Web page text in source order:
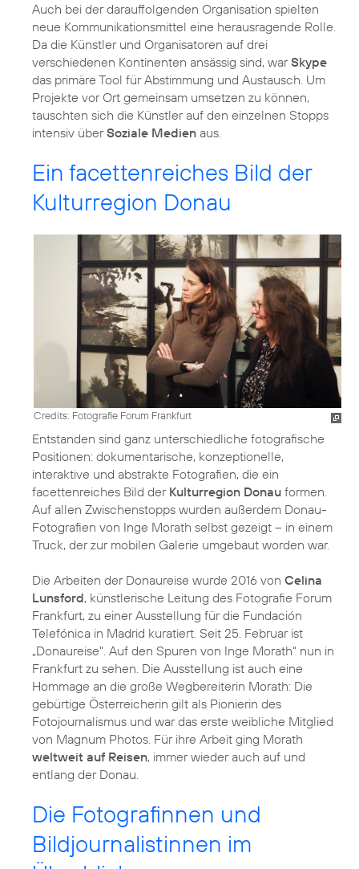
Auch bei der darauffolgenden Organisation spielten
neue Kommunikationsmittel eine herausragende Rolle.
Da die Künstler und Organisatoren auf drei
verschiedenen Kontinenten ansässig sind, warSkype
das primäre Tool für Abstimmung und Austausch. Um
Projekte vor Ort gemeinsam umsetzen zu können,
tauschten sich die Künstler auf den einzelnen Stopps
intensiv überSoziale Medien aus.
Ein facettenreiches Bild der
Kulturregion Donau
Credits: Fotografie Forum Frankfurt
Entstanden sind ganz unterschiedliche fotografische
Positionen: dokumentarische, konzeptionelle,
interaktive und abstrakte Fotografien, die ein
facettenreiches Bild der Kulturregion Donau formen.
Auf allen Zwischenstopps wurden außerdem Donau-
Fotografien von Inge Morath selbst gezeigt – in einem
Truck, der zur mobilen Galerie umgebaut worden war.
Die Arbeiten der Donaureise wurde 2016 von Celina
Lunsford, künstlerische Leitung des Fotografie Forum
Frankfurt, zu einer Ausstellung für die Fundación
Telefónica in Madrid kuratiert. Seit 25. Februar ist
„Donaureise". Auf den Spuren von Inge Morath“ nun in
Frankfurt zu sehen. Die Ausstellung ist auch eine
Hommage an die große Wegbereiterin Morath: Die
gebürtige Österreicherin gilt als Pionierin des
Fotojournalismus und war das erste weibliche Mitglied
von Magnum Photos. Für ihre Arbeit ging Morath
weltweit auf Reisen, immer wieder auch auf und
entlang der Donau.
Die Fotografinnen und
Bildjournalistinnen im